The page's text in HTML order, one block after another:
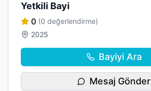
Yetkili Bayi
0 (0 değerlendirme)
2025
Bayiyi Ara
Mesaj Gönder